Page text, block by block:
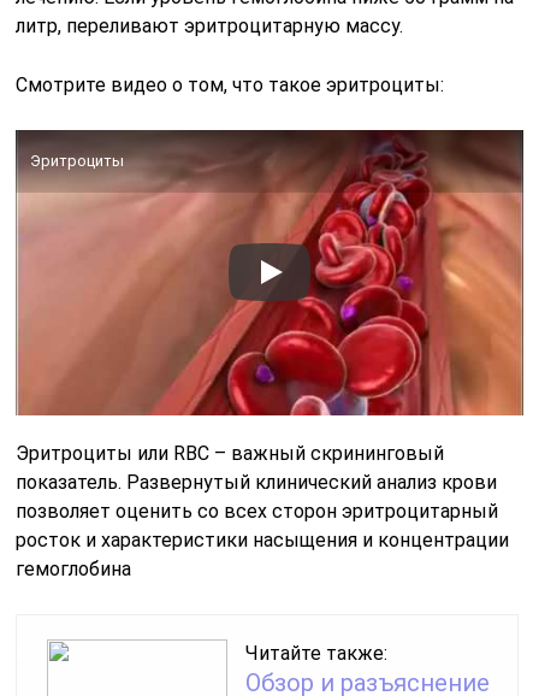
литр, переливают эритроцитарную массу.
Смотрите видео о том, что такое эритроциты:
Эритроциты
Эритроциты или RBC – важный скрининговый
показатель. Развернутый клинический анализ крови
позволяет оценить со всех сторон эритроцитарный
росток и характеристики насыщения и концентрации
гемоглобина
Читайте также:
Обзор и разъяснение